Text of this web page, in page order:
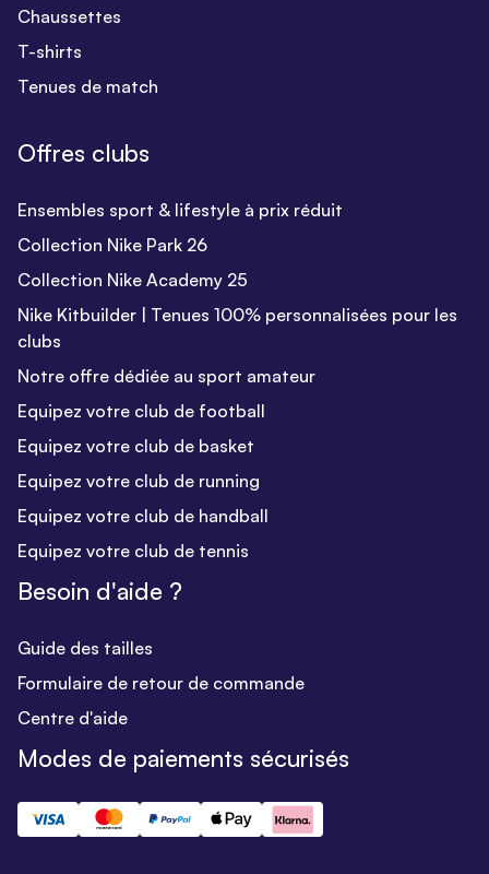
Chaussettes
T-shirts
Tenues de match
Offres clubs
Ensembles sport & lifestyle à prix réduit
Collection Nike Park 26
Collection Nike Academy 25
Nike Kitbuilder | Tenues 100% personnalisées pour les
clubs
Notre offre dédiée au sport amateur
Equipez votre club de football
Equipez votre club de basket
Equipez votre club de running
Equipez votre club de handball
Equipez votre club de tennis
Besoin d'aide ?
Guide des tailles
Formulaire de retour de commande
Centre d'aide
Modes de paiements sécurisés